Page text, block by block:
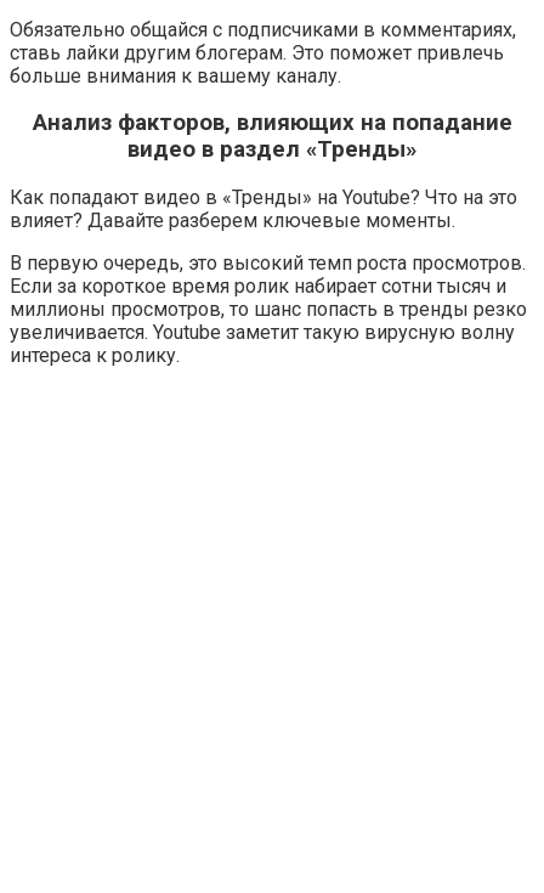
Обязательно общайся с подписчиками в комментариях,
ставь лайки другим блогерам. Это поможет привлечь
больше внимания к вашему каналу.
Анализ факторов, влияющих на попадание
видео в раздел «Тренды»
Как попадают видео в «Тренды» на Youtube? Что на это
влияет? Давайте разберем ключевые моменты.
В первую очередь, это высокий темп роста просмотров.
Если за короткое время ролик набирает сотни тысяч и
миллионы просмотров, то шанс попасть в тренды резко
увеличивается. Youtube заметит такую вирусную волну
интереса к ролику.